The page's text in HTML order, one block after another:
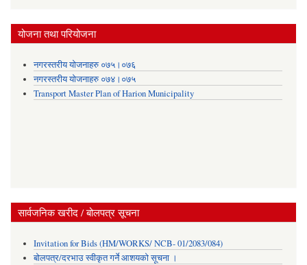
योजना तथा परियोजना
नगरस्तरीय योजनाहरु ०७५।०७६
नगरस्तरीय योजनाहरु ०७४।०७५
Transport Master Plan of Harion Municipality
सार्वजनिक खरीद / बोलपत्र सूचना
Invitation for Bids (HM/WORKS/ NCB- 01/2083/084)
बोलपत्र/दरभाउ स्वीकृत गर्ने आशयको सूचना ।